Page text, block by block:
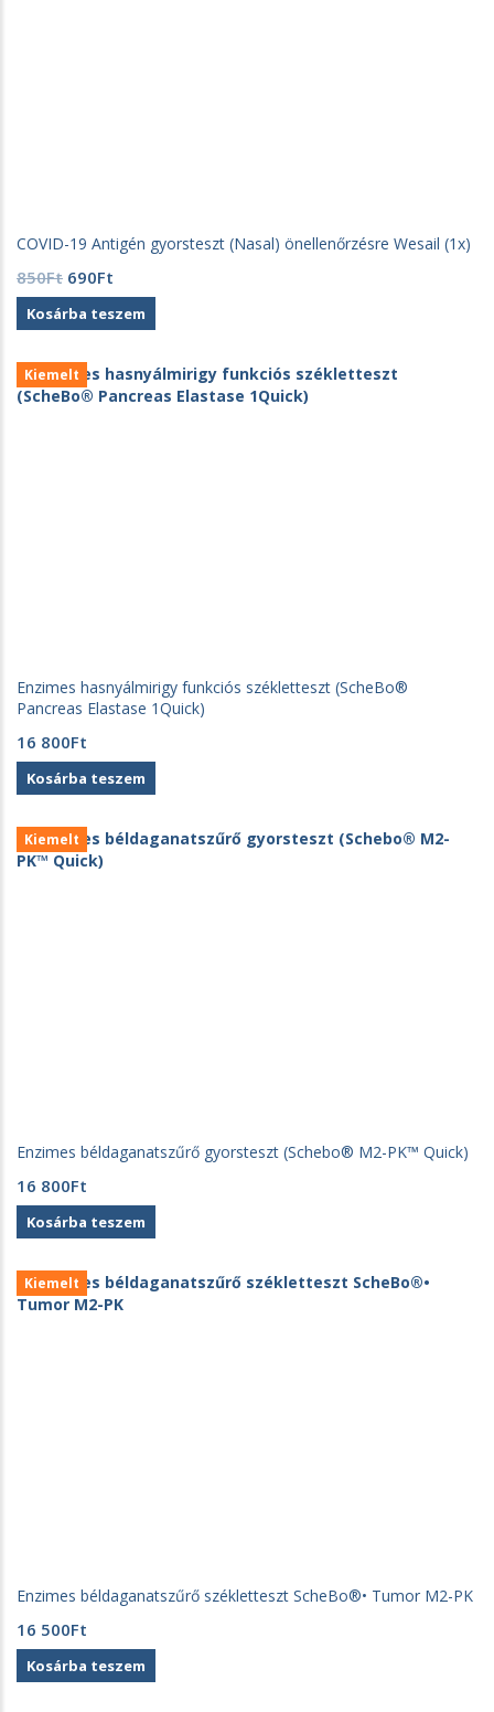
COVID-19 Antigén gyorsteszt (Nasal) önellenőrzésre Wesail (1x)
850Ft Original
price
was:
690Ft
price
is:
Kosárba teszem
Kiemelt
Enzimes hasnyálmirigy funkciós székletteszt (ScheBo®
Pancreas Elastase 1Quick)
16 800Ft
Kosárba teszem
Kiemelt
Enzimes béldaganatszűrő gyorsteszt (Schebo® M2-PK™ Quick)
16 800Ft
Kosárba teszem
Kiemelt
Enzimes béldaganatszűrő székletteszt ScheBo®• Tumor M2-PK
16 500Ft
Kosárba teszem